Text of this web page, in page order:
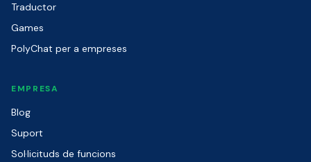
Traductor
Games
PolyChat per a empreses
EMPRESA
Blog
Suport
Sol·licituds de funcions